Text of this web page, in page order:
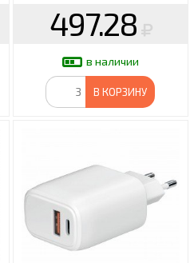
497.28
в наличии
В КОРЗИНУ